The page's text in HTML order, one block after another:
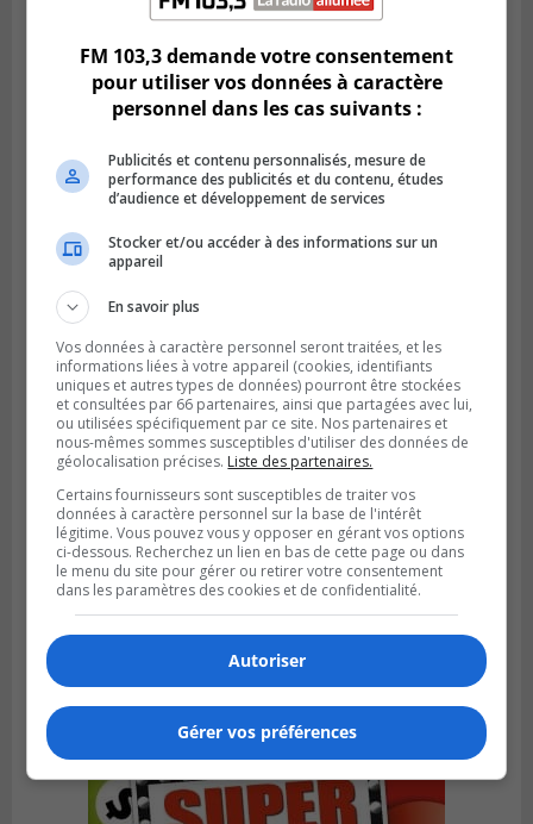
GREENFIELD PARK
Publié le 6 août 2026 à 13h45
Greenfield Park veut s’armer contre les
pluies
SAINT-HUBERT
Longueuil injecte 1,5 M$ pour moderniser
deux stations de pompage
FM 103,3 demande votre consentement
pour utiliser vos données à caractère
personnel dans les cas suivants :
Publicités et contenu personnalisés, mesure de
performance des publicités et du contenu, études
d’audience et développement de services
Stocker et/ou accéder à des informations sur un
appareil
En savoir plus
Vos données à caractère personnel seront traitées, et les
informations liées à votre appareil (cookies, identifiants
uniques et autres types de données) pourront être stockées
et consultées par 66 partenaires, ainsi que partagées avec lui,
ou utilisées spécifiquement par ce site. Nos partenaires et
nous-mêmes sommes susceptibles d'utiliser des données de
géolocalisation précises. Liste des partenaires.
Certains fournisseurs sont susceptibles de traiter vos
données à caractère personnel sur la base de l'intérêt
légitime. Vous pouvez vous y opposer en gérant vos options
ci-dessous. Recherchez un lien en bas de cette page ou dans
le menu du site pour gérer ou retirer votre consentement
dans les paramètres des cookies et de confidentialité.
Autoriser
Gérer vos préférences